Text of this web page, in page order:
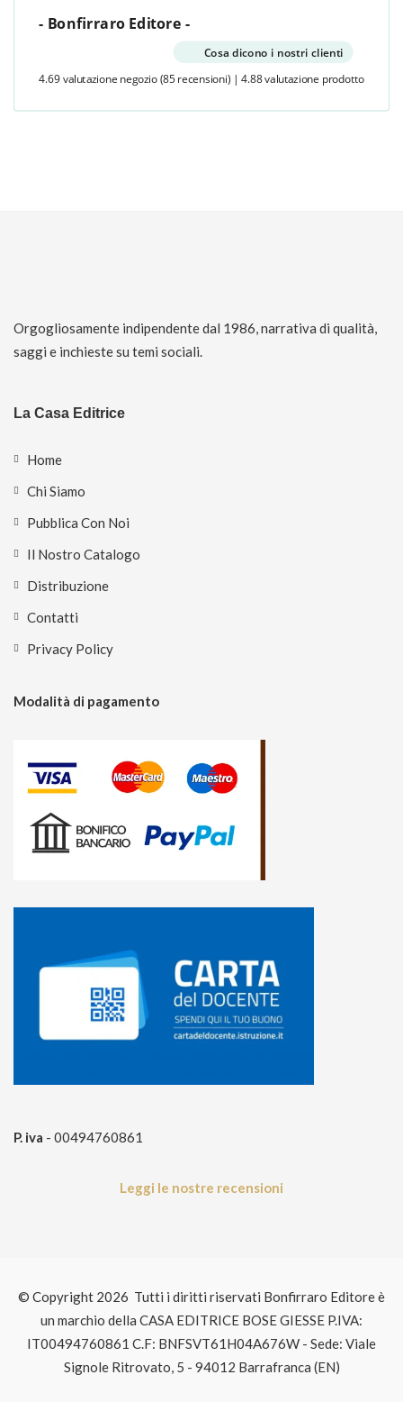
- Bonfirraro Editore -
Cosa dicono i nostri clienti
4.69 valutazione negozio (85 recensioni) | 4.88 valutazione prodotto
Orgogliosamente indipendente dal 1986, narrativa di qualità,
saggi e inchieste su temi sociali.
La Casa Editrice
Home
Chi Siamo
Pubblica Con Noi
Il Nostro Catalogo
Distribuzione
Contatti
Privacy Policy
Modalità di pagamento
P. iva - 00494760861
Leggi le nostre recensioni
© Copyright 2026 Tutti i diritti riservati Bonfirraro Editore è
un marchio della CASA EDITRICE BOSE GIESSE P.IVA:
IT00494760861 C.F: BNFSVT61H04A676W - Sede: Viale
Signole Ritrovato, 5 - 94012 Barrafranca (EN)